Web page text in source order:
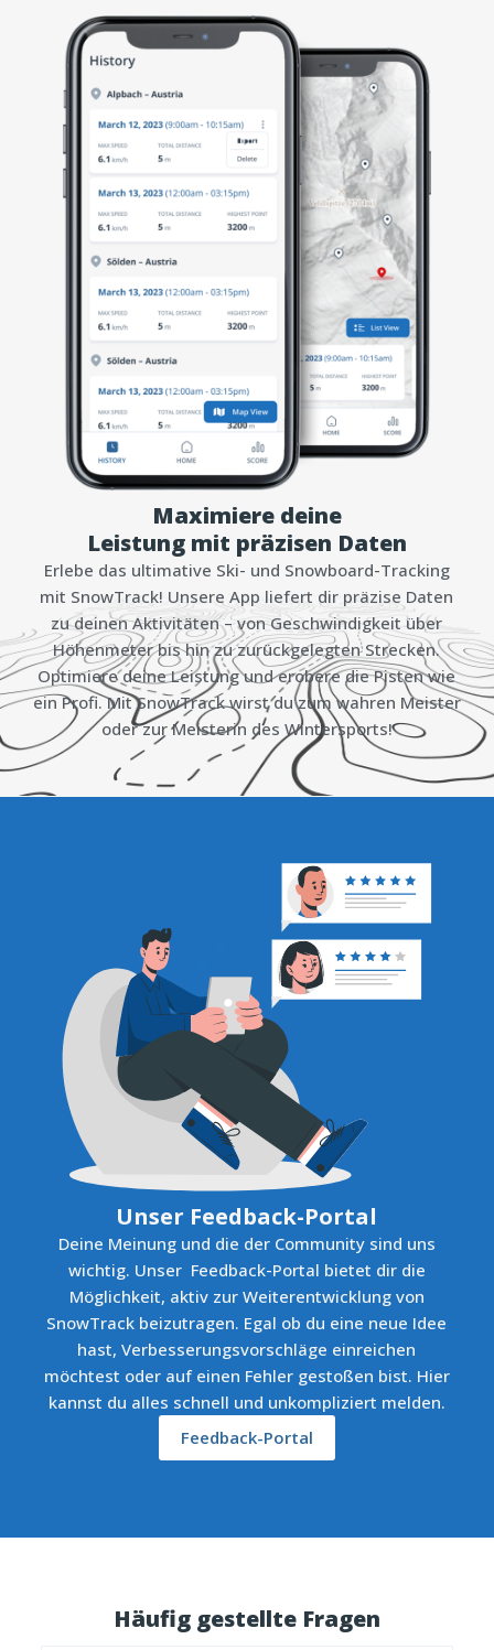
Maximiere deine
Leistung mit präzisen Daten
Erlebe das ultimative Ski- und Snowboard-Tracking
mit SnowTrack! Unsere App liefert dir präzise Daten
zu deinen Aktivitäten – von Geschwindigkeit über
Höhenmeter bis hin zu zurückgelegten Strecken.
Optimiere deine Leistung und erobere die Pisten wie
ein Profi. Mit SnowTrack wirst du zum wahren Meister
oder zur Meisterin des Wintersports!
Unser Feedback-Portal
Deine Meinung und die der Community sind uns
wichtig. Unser Feedback-Portal bietet dir die
Möglichkeit, aktiv zur Weiterentwicklung von
SnowTrack beizutragen. Egal ob du eine neue Idee
hast, Verbesserungsvorschläge einreichen
möchtest oder auf einen Fehler gestoßen bist. Hier
kannst du alles schnell und unkompliziert melden.
Feedback-Portal
Häufig gestellte Fragen